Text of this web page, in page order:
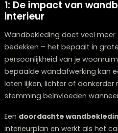
langs bij Lounge
voor meer inspiratie.
1: De impact van
interieur
Wandbekleding doet veel
bedekken – het bepaalt in
persoonlijkheid van je
bepaalde wandafwerking